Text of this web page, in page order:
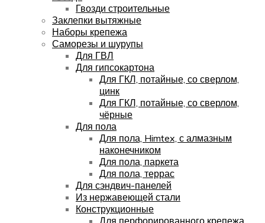
Гвозди строительные
Заклепки вытяжные
Наборы крепежа
Саморезы и шурупы
Для ГВЛ
Для гипсокартона
Для ГКЛ, потайные, со сверлом,
цинк
Для ГКЛ, потайные, со сверлом,
чёрные
Для пола
Для пола, Himtex, с алмазным
наконечником
Для пола, паркета
Для пола, террас
Для сэндвич-панелей
Из нержавеющей стали
Конструкционные
Для перфорированного крепежа